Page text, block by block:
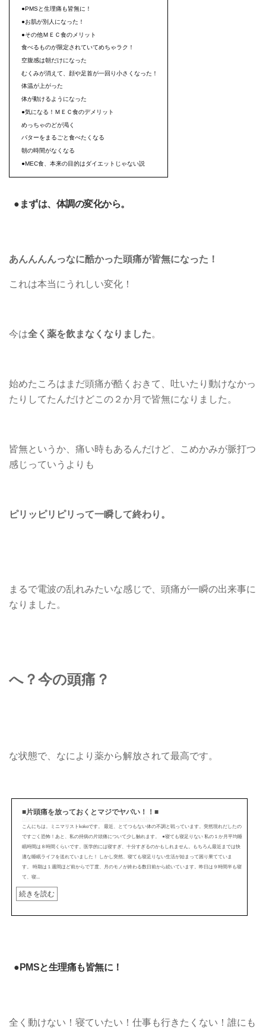
●PMSと生理痛も皆無に！
●お肌が別人になった！
●その他ＭＥＣ食のメリット
食べるものが限定されていてめちゃラク！
空腹感は朝だけになった
むくみが消えて、顔や足首が一回り小さくなった！
体温が上がった
体が動けるようになった
●気になる！ＭＥＣ食のデメリット
めっちゃのどが渇く
バターをまるごと食べたくなる
朝の時間がなくなる
●MEC食、本来の目的はダイエットじゃない説
●まずは、体調の変化から。
あんんんんっなに酷かった頭痛が皆無になった！
これは本当にうれしい変化！
今は全く薬を飲まなくなりました。
始めたころはまだ頭痛が酷くおきて、吐いたり動けなかっ
たりしてたんだけどこの２か月で皆無になりました。
皆無というか、痛い時もあるんだけど、こめかみが脈打つ
感じっていうよりも
ピリッピリピリって一瞬して終わり。
まるで電波の乱れみたいな感じで、頭痛が一瞬の出来事に
なりました。
へ？今の頭痛？
な状態で、なにより薬から解放されて最高です。
■片頭痛を放っておくとマジでヤバい！！■
こんにちは。ミニマリストkokoです。 最近、とてつもない体の不調と戦っています。突然現れだしたの
ですごく恐怖！あと、私の持病の片頭痛について少し触れます。 ●寝ても寝足りない 私の１か月平均睡
眠時間は８時間くらいです。医学的には寝すぎ、十分すぎるのかもしれません。もちろん最近までは快
適な睡眠ライフを送れていました！ しかし突然、寝ても寝足りない生活が始まって困り果てていま
す。 時期は１週間ほど前からで丁度、月のモノが終わる数日前から続いています。昨日は９時間半も寝
て、寝...
続きを読む
●PMSと生理痛も皆無に！
全く動けない！寝ていたい！仕事も行きたくない！誰にも